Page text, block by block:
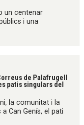
un centenar
i una
de Palafrugell
patis singulars del
la comunitat i la
Can Genís, el pati